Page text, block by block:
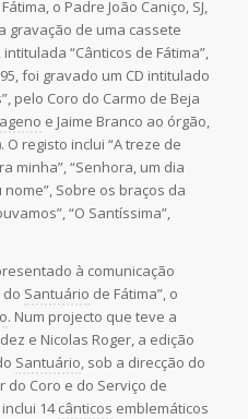
o Padre João Caniço, SJ,
gravação de uma cassete
“Cânticos de Fátima”,
foi gravado um CD intitulado
pelo Coro do Carmo de Beja
e Jaime Branco ao órgão,
registo inclui “A treze de
minha”, “Senhora, um dia
Sobre os braços da
“O Santíssima”,
à comunicação
do Santuário de Fátima”, o
. Num projecto que teve a
e Nicolas Roger, a edição
Santuário, sob a direcção do
do Coro e do Serviço de
14cânticos emblemáticos